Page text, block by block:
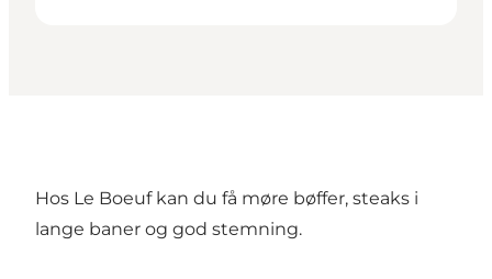
Hos Le Boeuf kan du få møre bøffer, steaks i
lange baner og god stemning.